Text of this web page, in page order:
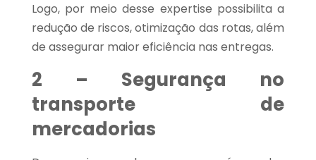
Logo, por meio desse expertise possibilita a
redução de riscos, otimização das rotas, além
de assegurar maior eficiência nas entregas.
2 – Segurança no
transporte de
mercadorias